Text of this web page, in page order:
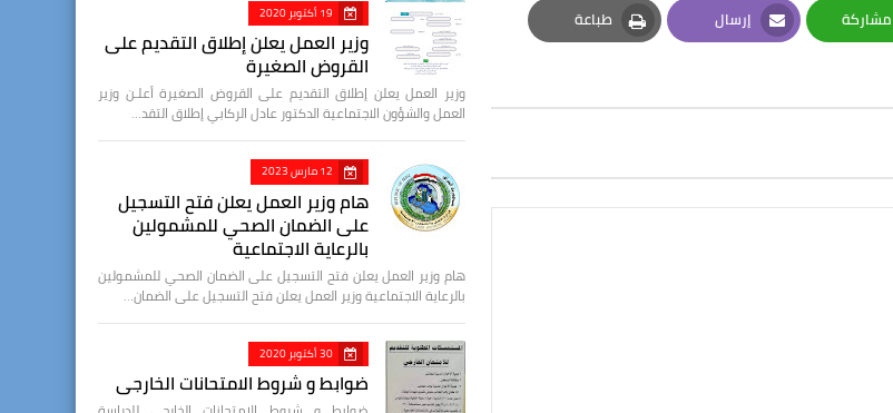
مشاركة
Whatsapp
إرسال
Email
طباعة
Print
19 أكتوبر 2020
وزير العمل يعلن إطلاق التقديم على
القروض الصغيرة
وزير العمل يعلن إطلاق التقديم على القروض الصغيرة أعلـن وزير
العمل والشؤون الاجتماعية الدكتور عادل الركابي إطلاق التقد…
12 مارس 2023
هام وزير العمل يعلن فتح التسجيل
على الضمان الصحي للمشمولين
بالرعاية الاجتماعية
هام وزير العمل يعلن فتح التسجيل على الضمان الصحي للمشمولين
بالرعاية الاجتماعية وزير العمل يعلن فتح التسجيل على الضمان…
30 أكتوبر 2020
ضوابط و شروط الامتحانات الخارجي